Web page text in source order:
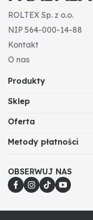
ROLTEX Sp. z o.o.
NIP 564-000-14-88
Kontakt
O nas
Produkty
Sklep
Oferta
Metody płatności
OBSERWUJ NAS